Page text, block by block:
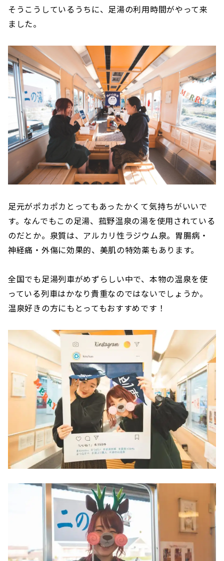
そうこうしているうちに、足湯の利用時間がやって来
ました。
足元がポカポカとってもあったかくて気持ちがいいで
す。なんでもこの足湯、菰野温泉の湯を使用されている
のだとか。泉質は、アルカリ性ラジウム泉。胃腸病・
神経痛・外傷に効果的、美肌の特効薬もあります。
全国でも足湯列車がめずらしい中で、本物の温泉を使
っている列車はかなり貴重なのではないでしょうか。
温泉好きの方にもとってもおすすめです！